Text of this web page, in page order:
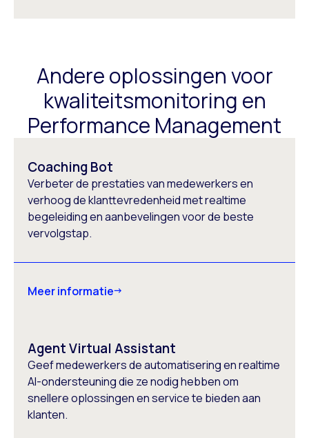
Andere oplossingen voor
kwaliteitsmonitoring en
Performance Management
Coaching Bot
Verbeter de prestaties van medewerkers en
verhoog de klanttevredenheid met realtime
begeleiding en aanbevelingen voor de beste
vervolgstap.
Meer informatie
Agent Virtual Assistant
Geef medewerkers de automatisering en realtime
AI-ondersteuning die ze nodig hebben om
snellere oplossingen en service te bieden aan
klanten.